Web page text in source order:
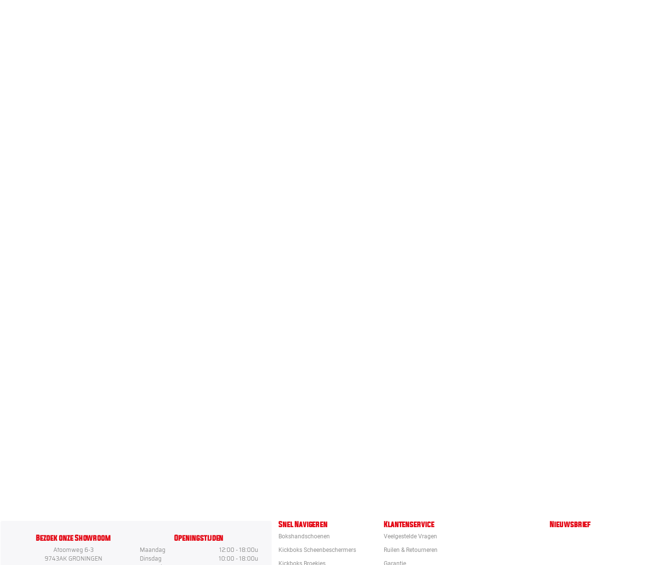
Bezoek onze Showroom
Atoomweg 6-3
9743AK GRONINGEN
Openingstijden
Maandag
12:00 - 18:00u
Dinsdag
10:00 - 18:00u
Snel Navigeren
Bokshandschoenen
Kickboks Scheenbeschermers
Kickboks Broekjes
Klantenservice
Veelgestelde Vragen
Ruilen & Retourneren
Garantie
Nieuwsbrief